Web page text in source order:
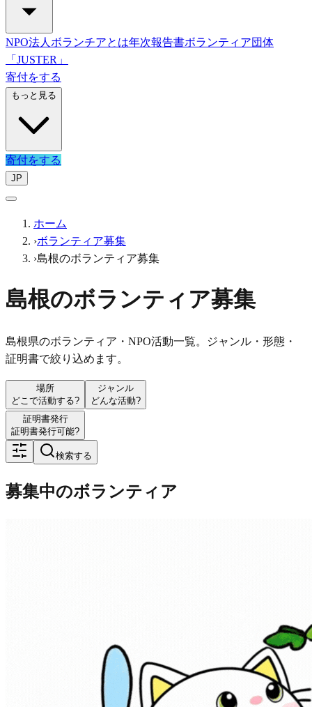
NPO法人ボランチアとは年次報告書ボランティア団体
「JUSTER」
寄付をする
もっと見る
寄付をする
JP
ホーム
›ボランティア募集
›島根のボランティア募集
島根のボランティア募集
島根県のボランティア・NPO活動一覧。ジャンル・形態・
証明書で絞り込めます。
場所
どこで活動する?
ジャンル
どんな活動?
証明書発行
証明書発行可能?
検索する
募集中のボランティア